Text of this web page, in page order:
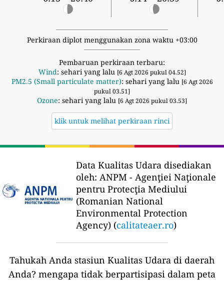
Perkiraan diplot menggunakan zona waktu +03:00
Pembaruan perkiraan terbaru:
Wind: sehari yang lalu [6 Agt 2026 pukul 04.52]
PM2.5 (Small particulate matter): sehari yang lalu [6 Agt 2026
pukul 03.51]
Ozone: sehari yang lalu [6 Agt 2026 pukul 03.53]
klik untuk melihat perkiraan rinci
Data Kualitas Udara disediakan
oleh: ANPM - Agenţiei Naţionale
pentru Protecţia Mediului
(Romanian National
Environmental Protection
Agency) (calitateaer.ro)
Tahukah Anda stasiun Kualitas Udara di daerah
Anda? mengapa tidak berpartisipasi dalam peta